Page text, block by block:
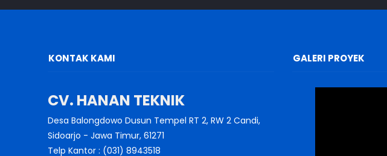
KONTAK KAMI
CV. HANAN TEKNIK
Desa Balongdowo Dusun Tempel RT 2, RW 2 Candi,
Sidoarjo - Jawa Timur, 61271
Telp Kantor : (031) 8943518
GALERI PROYEK